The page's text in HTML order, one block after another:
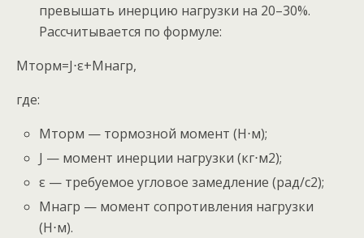
превышать инерцию нагрузки на 20–30%.
Рассчитывается по формуле:
Mторм​=J⋅ε+Mнагр​,
где:
Mторм​ — тормозной момент (Н⋅м);
J — момент инерции нагрузки (кг⋅м2);
ε — требуемое угловое замедление (рад/с2);
Mнагр​ — момент сопротивления нагрузки
(Н⋅м).